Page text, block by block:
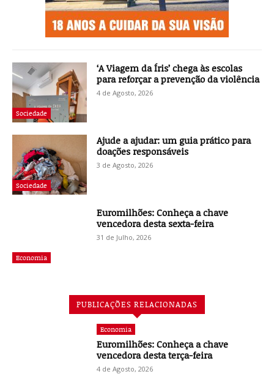
Sociedade
‘A Viagem da Íris’ chega às escolas
para reforçar a prevenção da violência
4 de Agosto, 2026
Sociedade
Ajude a ajudar: um guia prático para
doações responsáveis
3 de Agosto, 2026
Economia
Euromilhões: Conheça a chave
vencedora desta sexta-feira
31 de Julho, 2026
PUBLICAÇÕES RELACIONADAS
Economia
Euromilhões: Conheça a chave
vencedora desta terça-feira
4 de Agosto, 2026